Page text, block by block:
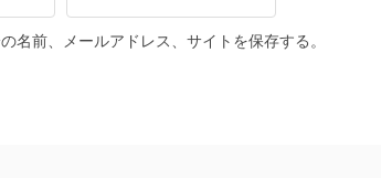
名前、メールアドレス、サイトを保存する。